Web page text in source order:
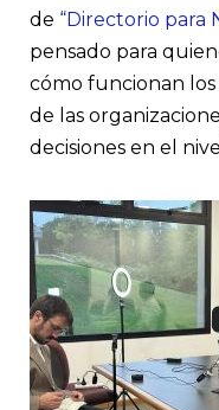
de “Directorio para
pensado para
cómo funcionan
de las
decisiones en el